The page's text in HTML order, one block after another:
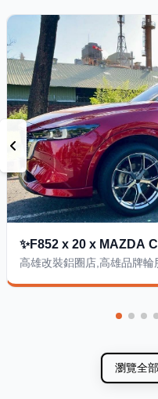
✨F852 x 20 x MAZDA
高雄改裝鋁圈店,高雄品牌
瀏覽全部